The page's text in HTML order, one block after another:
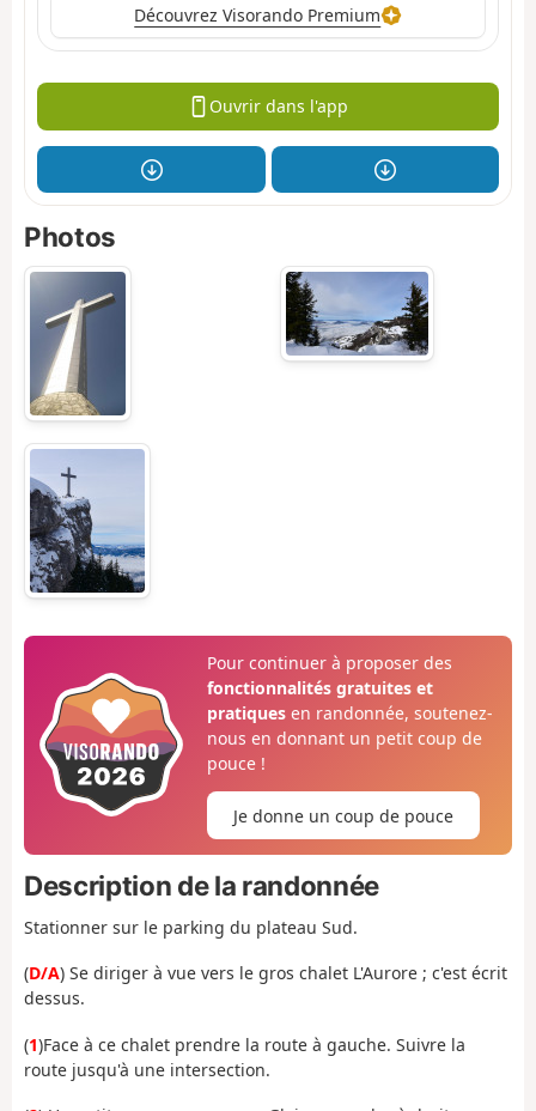
Découvrez Visorando Premium
Ouvrir dans l'app
Photos
Pour continuer à proposer des
fonctionnalités gratuites et
pratiquesen randonnée, soutenez-
nous en donnant un petit coup de
pouce !
Je donne un coup de pouce
Description de la randonnée
Stationner sur le parking du plateau Sud.
(D/A) Se diriger à vue vers le gros chalet L'Aurore ; c'est écrit
dessus.
(1)Face à ce chalet prendre la route à gauche. Suivre la
route jusqu'à une intersection.